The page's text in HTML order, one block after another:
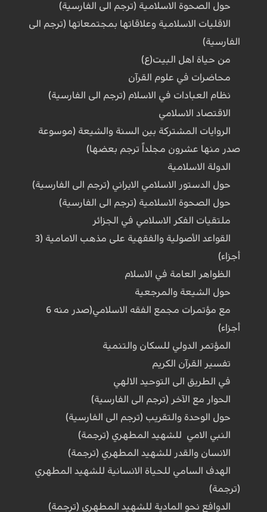
حول الصحوة الاسلامية (ترجم الى الفارسية)
الاقليات الاسلامية وعلاقاتها بمجتمعاتها (ترجم الى
الفارسية)
من حياة اهل البيت(ع)
محاضرات في علوم القرآن
نظام العبادات في الاسلام (ترجم الى الفارسية)
الاقتصاد الاسلامي
الروايات المشتركة بين السنة والشيعة (موسوعة
صدر منها عشرون مجلداً ترجم بعضها)
الدولة الاسلامية
حول الدستور الاسلامي الايراني (ترجم الى الفارسية)
حول الصحوة الاسلامية (ترجم الى الفارسية)
ملتقيات الفكر الاسلامي في الجزائر
القواعد الأصولية والفقهية على مذهب الامامية (3
أجزاء)
الظواهر العامة في الاسلام
حول الشيعة والمرجعية
مع مؤتمرات مجمع الفقه الاسلامي(صدر منه 6
أجزاء)
المؤتمر الدولي للسكان والتنمية
تفسير القرآن الكريم
في الطريق الى التوحيد الالهي
الحوار مع الآخر (ترجم الى الفارسية)
حول الوحدة والتقريب (ترجم الى الفارسية)
النبي الامي للشهيد المطهري (ترجمة)
الانسان والقدر للشهيد المطهري (ترجمة)
الهدف السامي للحياة الانسانية للشهيد المطهري
(ترجمة)
الدوافع نحو المادية للشهيد المطهري (ترجمة)